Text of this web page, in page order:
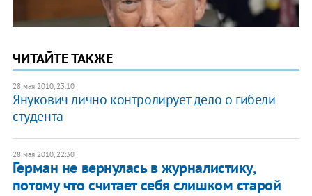
ЧИТАЙТЕ ТАКЖЕ
28 мая 2010, 23:10
Янукович лично контролирует дело о гибели
студента
28 мая 2010, 22:30
Герман не вернулась в журналистику,
потому что считает себя слишком старой